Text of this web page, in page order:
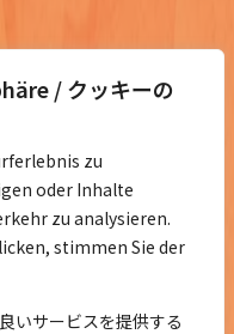
/ クッキーの
zu
oder Inhalte
zu analysieren.
stimmen Sie der
いサービスを提供する